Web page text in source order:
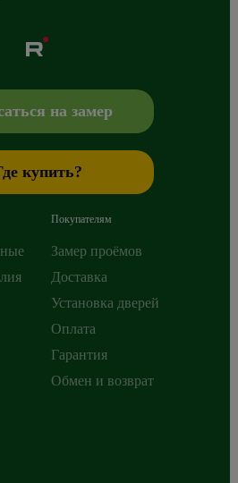
на замер
купить?
Покупателям
Замер проёмов
Доставка
Установка дверей
Оплата
Гарантия
Обмен и возврат